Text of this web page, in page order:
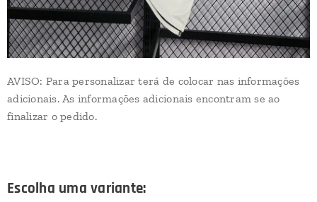
AVISO: Para personalizar terá de colocar nas informações
adicionais. As informações adicionais encontram se ao
finalizar o pedido.
Escolha uma variante: